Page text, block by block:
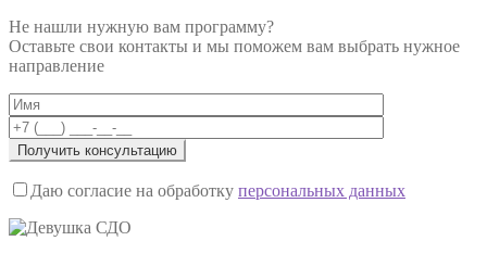
Не нашли нужную вам программу?
Оставьте свои контакты и мы поможем вам выбрать нужное
направление
Даю согласие на обработку персональных данных